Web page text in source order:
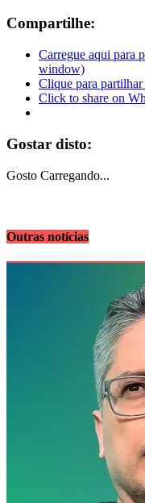
Compartilhe:
Carregue aqui para
window)
Clique para
Click to share on
Gostar disto:
Gosto Carregando...
Outras notícias